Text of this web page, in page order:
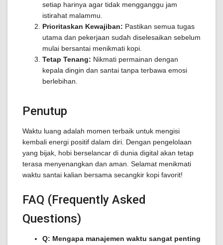
setiap harinya agar tidak mengganggu jam
istirahat malammu.
Prioritaskan Kewajiban: Pastikan semua tugas
utama dan pekerjaan sudah diselesaikan sebelum
mulai bersantai menikmati kopi.
Tetap Tenang: Nikmati permainan dengan
kepala dingin dan santai tanpa terbawa emosi
berlebihan.
Penutup
Waktu luang adalah momen terbaik untuk mengisi
kembali energi positif dalam diri. Dengan pengelolaan
yang bijak, hobi berselancar di dunia digital akan tetap
terasa menyenangkan dan aman. Selamat menikmati
waktu santai kalian bersama secangkir kopi favorit!
FAQ (Frequently Asked
Questions)
Q: Mengapa manajemen waktu sangat penting